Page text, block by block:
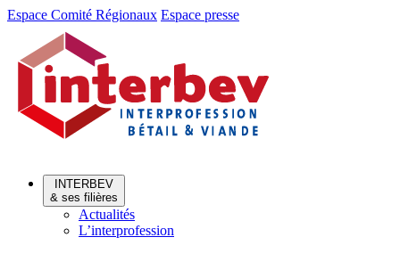
Aller
Aller
contenu
Espace Comité Régionaux Espace presse
INTERBEV
& ses filières
Actualités
L’interprofession